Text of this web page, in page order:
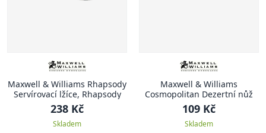
Maxwell & Williams Rhapsody
Servírovací lžíce, Rhapsody
238 Kč
Skladem
Maxwell & Williams
Cosmopolitan Dezertní nůž
109 Kč
Skladem